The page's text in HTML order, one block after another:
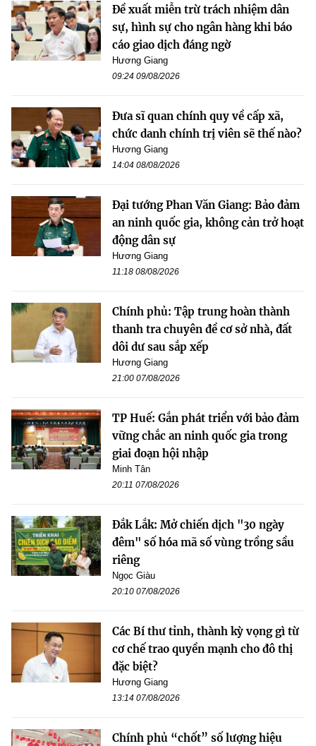
Đề xuất miễn trừ trách nhiệm dân
sự, hình sự cho ngân hàng khi báo
cáo giao dịch đáng ngờ
Hương Giang
09:24 09/08/2026
Đưa sĩ quan chính quy về cấp xã,
chức danh chính trị viên sẽ thế nào?
Hương Giang
14:04 08/08/2026
Đại tướng Phan Văn Giang: Bảo đảm
an ninh quốc gia, không cản trở hoạt
động dân sự
Hương Giang
11:18 08/08/2026
Chính phủ: Tập trung hoàn thành
thanh tra chuyên đề cơ sở nhà, đất
dôi dư sau sắp xếp
Hương Giang
21:00 07/08/2026
TP Huế: Gắn phát triển với bảo đảm
vững chắc an ninh quốc gia trong
giai đoạn hội nhập
Minh Tân
20:11 07/08/2026
Đắk Lắk: Mở chiến dịch "30 ngày
đêm" số hóa mã số vùng trồng sầu
riêng
Ngọc Giàu
20:10 07/08/2026
Các Bí thư tỉnh, thành kỳ vọng gì từ
cơ chế trao quyền mạnh cho đô thị
đặc biệt?
Hương Giang
13:14 07/08/2026
Chính phủ “chốt” số lượng hiệu